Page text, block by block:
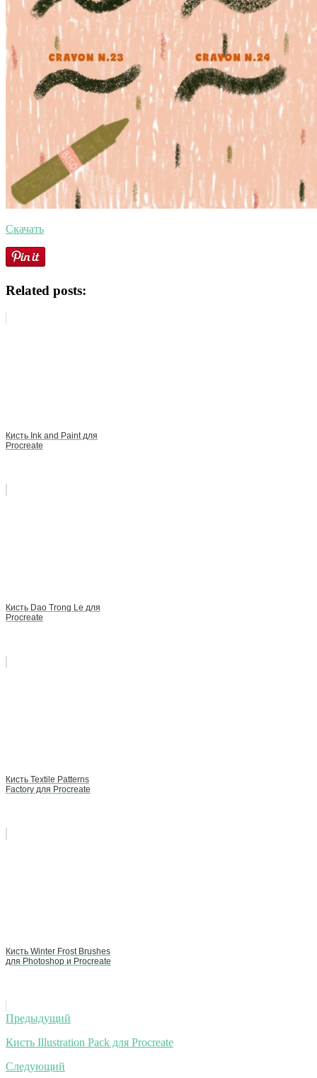
Скачать
Related posts:
Кисть Ink and Paint для
Procreate
Кисть Dao Trong Le для
Procreate
Кисть Textile Patterns
Factory для Procreate
Кисть Winter Frost Brushes
для Photoshop и Procreate
Навигация
по
записям
Предыдущий
Кисть Illustration Pack для Procreate
Следующий